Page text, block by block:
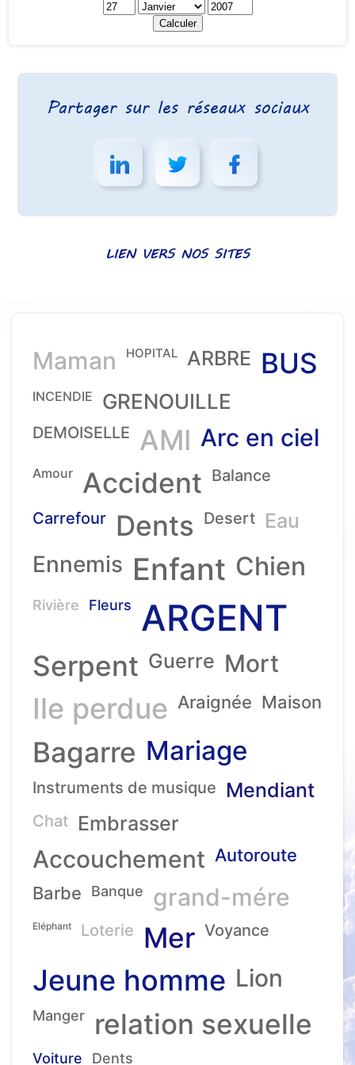
Partager sur les réseaux sociaux
LIEN VERS NOS SITES
Maman HOPITAL ARBRE BUS
INCENDIE GRENOUILLE
DEMOISELLE AMI Arc en ciel
Amour Accident Balance
Carrefour Dents Desert Eau
Ennemis Enfant Chien
Rivière Fleurs ARGENT
Serpent Guerre Mort
Ile perdue Araignée Maison
Bagarre Mariage
Instruments de musique Mendiant
Chat Embrasser
Accouchement Autoroute
Barbe
Banque grand-mére
Eléphant Loterie Mer Voyance
Jeune homme Lion
Manger relation sexuelle
Voiture Dents